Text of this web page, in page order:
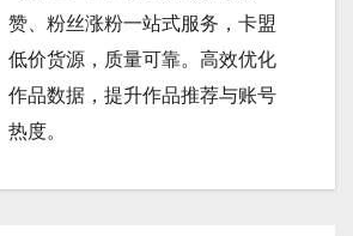
赞、粉丝涨粉一站式服务，卡盟
低价货源，质量可靠。高效优化
作品数据，提升作品推荐与账号
热度。